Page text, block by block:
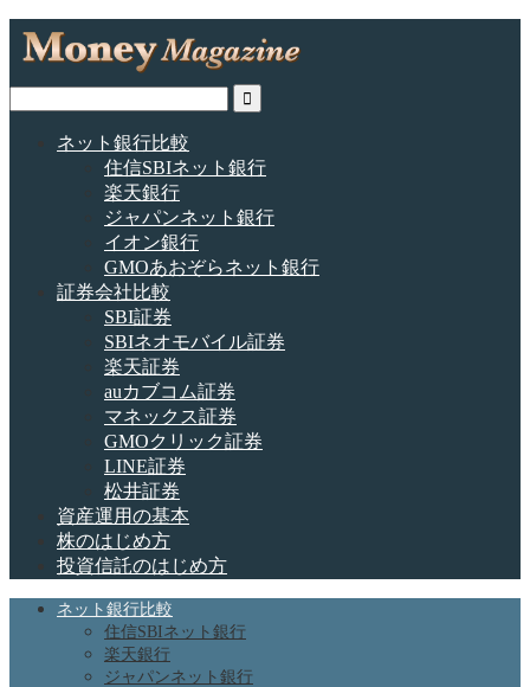
ネット銀行比較
住信SBIネット銀行
楽天銀行
ジャパンネット銀行
イオン銀行
GMOあおぞらネット銀行
証券会社比較
SBI証券
SBIネオモバイル証券
楽天証券
auカブコム証券
マネックス証券
GMOクリック証券
LINE証券
松井証券
資産運用の基本
株のはじめ方
投資信託のはじめ方
ネット銀行比較
住信SBIネット銀行
楽天銀行
ジャパンネット銀行